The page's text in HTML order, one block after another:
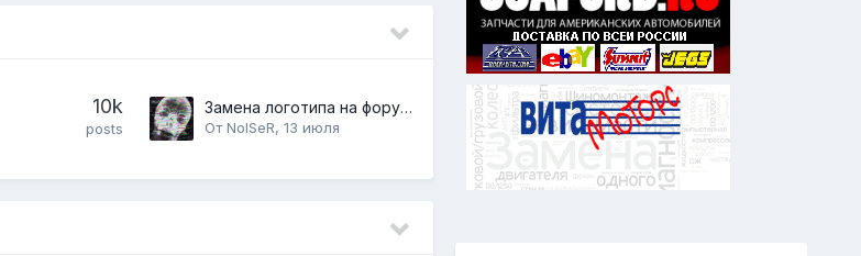
10k
posts
Замена логотипа на форуме в соответствии с законом 168-ФЗ
ОтNoISeR, 13 июля